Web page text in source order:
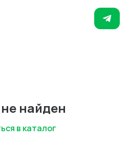
найден
в каталог